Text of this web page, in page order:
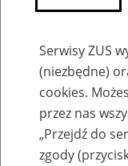
Szkolenia
Serwisy ZUS
(niezbędne)
cookies.
przez nas
„Przejdź do
zgody